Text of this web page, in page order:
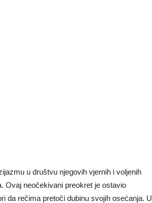
u društvu njegovih vjernih i voljenih
Ovaj neočekivani preokret je ostavio
da rečima pretoči dubinu svojih osećanja. U